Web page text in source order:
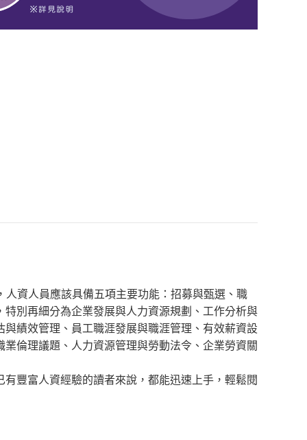
資人員應該具備五項主要功能：招募與甄選、職
別再細分為企業發展與人力資源規劃、工作分析與
績效管理、員工職涯發展與職涯管理、有效薪資設
倫理議題、人力資源管理與勞動法令、企業勞資關
豐富人資經驗的讀者來說，都能迅速上手，輕鬆閱